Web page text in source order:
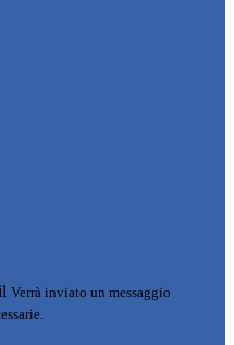
Verrà inviato un messaggio